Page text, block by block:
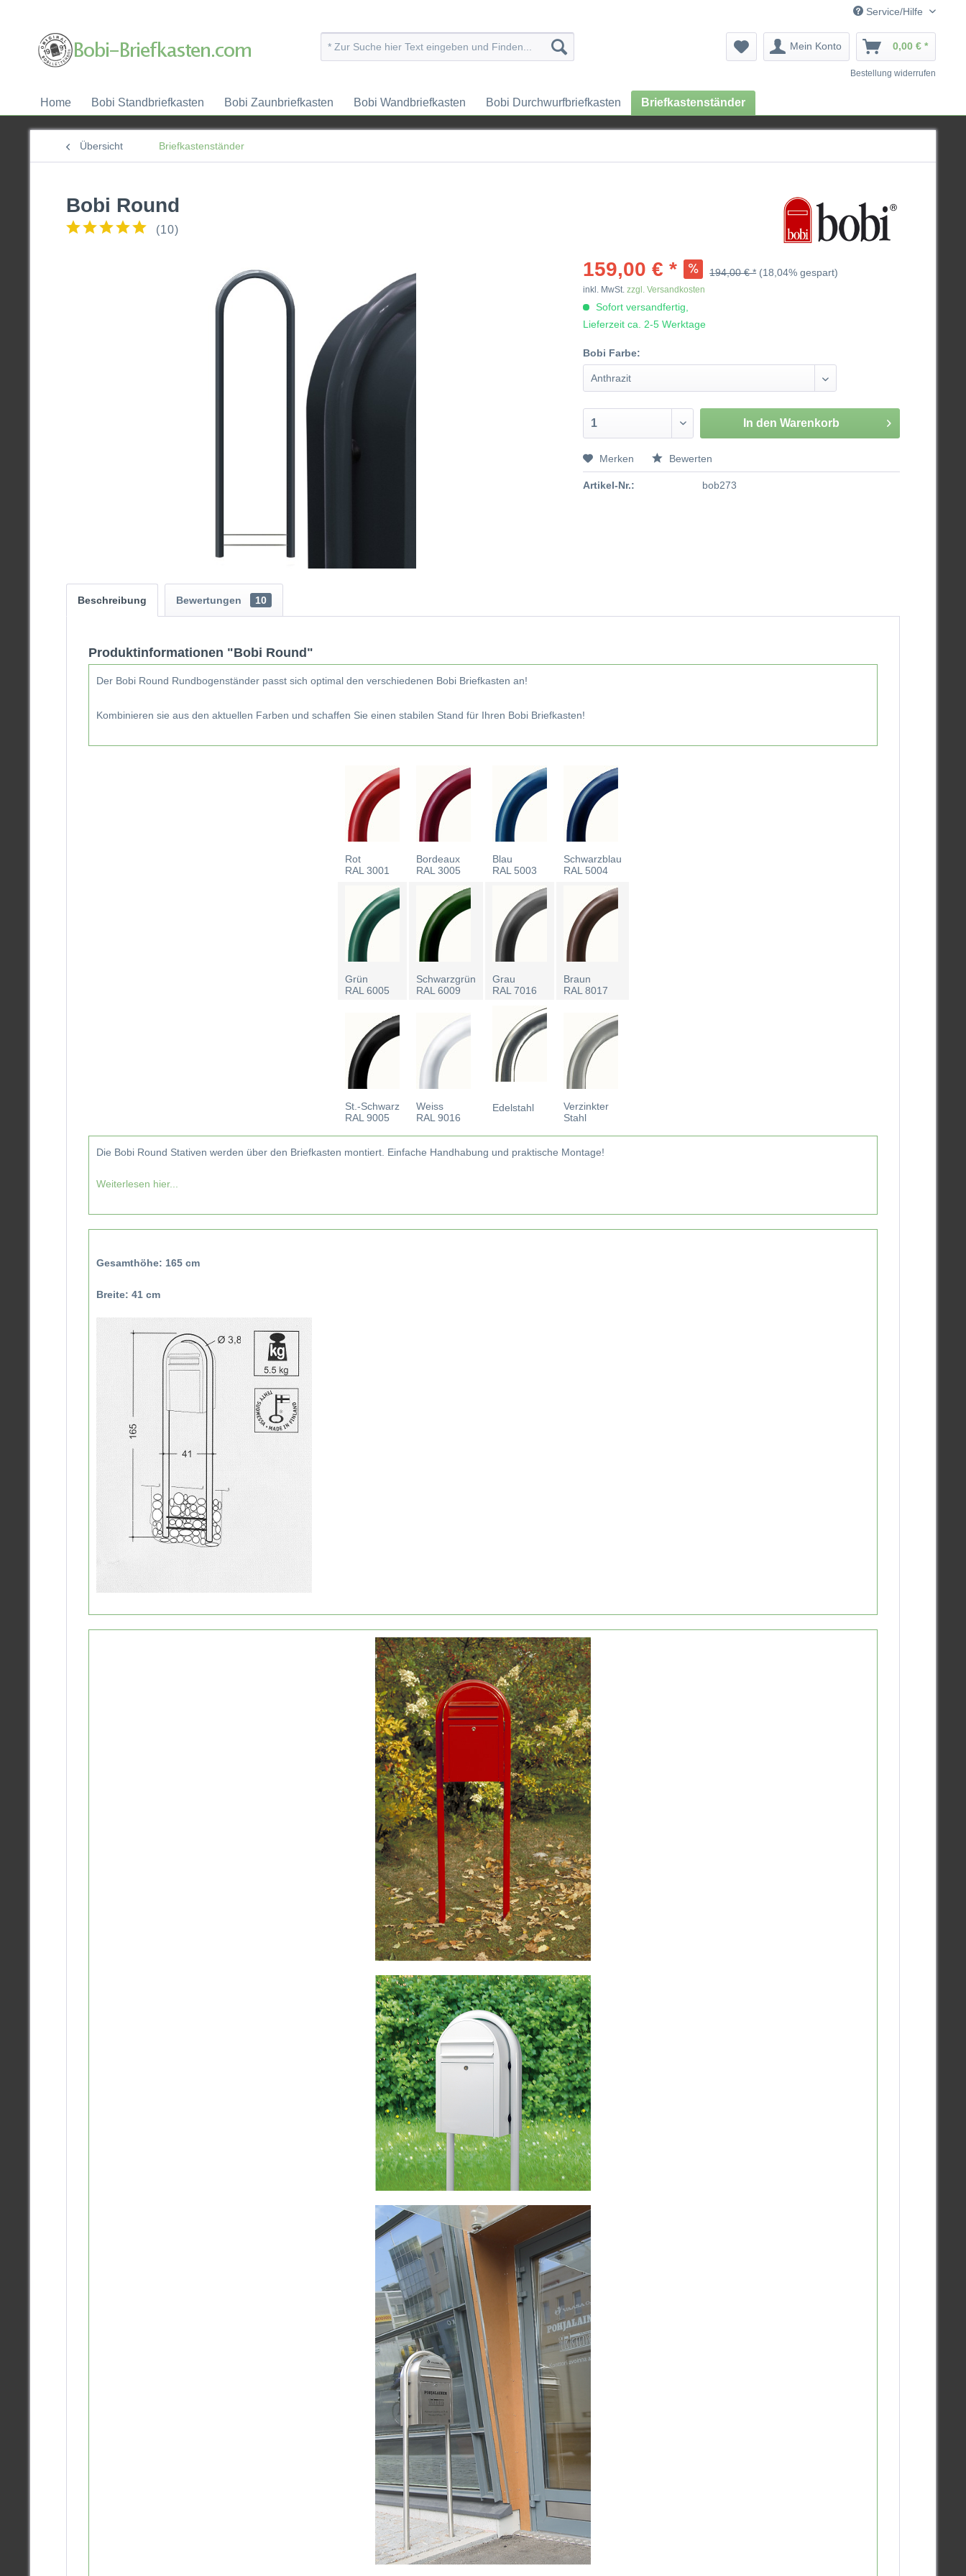
Service/Hilfe
Mein Konto 0,00 € *
Bestellung widerrufen
Home Bobi Standbriefkasten Bobi Zaunbriefkasten Bobi Wandbriefkasten Bobi Durchwurfbriefkasten Briefkastenständer
Übersicht Briefkastenständer
Bobi Round
(10)
159,00 € * 194,00 € * (18,04% gespart)
inkl. MwSt.zzgl. Versandkosten
Sofort versandfertig,
Lieferzeit ca. 2-5 Werktage
Bobi Farbe:
In den Warenkorb
Merken Bewerten
Artikel-Nr.: bob273
Beschreibung Bewertungen 10
Produktinformationen "Bobi Round"
Der Bobi Round Rundbogenständer passt sich optimal den verschiedenen Bobi Briefkasten an!
Kombinieren sie aus den aktuellen Farben und schaffen Sie einen stabilen Stand für Ihren Bobi Briefkasten!
Rot
RAL 3001
Bordeaux
RAL 3005
Blau
RAL 5003
Schwarzblau
RAL 5004
Grün
RAL 6005
Schwarzgrün
RAL 6009
Grau
RAL 7016
Braun
RAL 8017
St.-Schwarz
RAL 9005
Weiss
RAL 9016
Edelstahl
Verzinkter
Stahl
Die Bobi Round Stativen werden über den Briefkasten montiert. Einfache Handhabung und praktische Montage!
Weiterlesen hier...
Gesamthöhe: 165 cm
Breite: 41 cm